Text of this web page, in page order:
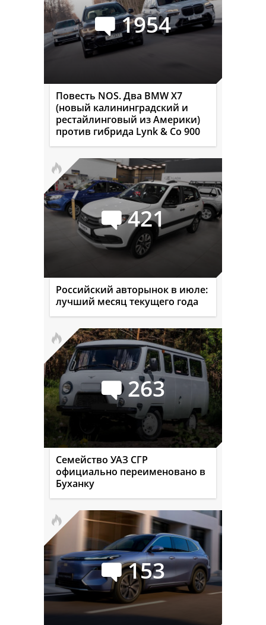
1954
Повесть NOS. Два BMW X7
(новый калининградский и
рестайлинговый из Америки)
против гибрида Lynk & Co 900
421
Российский авторынок в июле:
лучший месяц текущего года
263
Семейство УАЗ СГР
официально переименовано в
Буханку
153